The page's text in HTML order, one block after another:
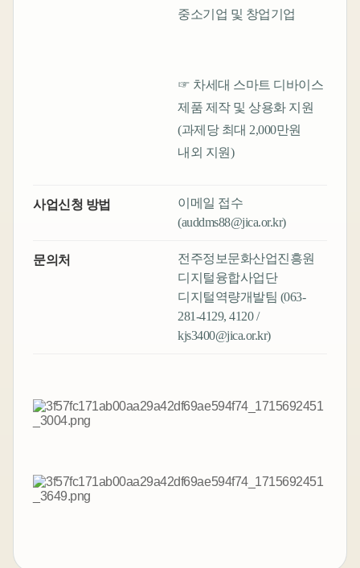
중소기업 및 창업기업
☞ 차세대 스마트 디바이스
제품 제작 및 상용화 지원
(과제당 최대 2,000만원
내외 지원)
사업신청 방법
이메일 접수
(auddms88@jica.or.kr)
문의처
전주정보문화산업진흥원
디지털융합사업단
디지털역량개발팀 (063-
281-4129, 4120 /
kjs3400@jica.or.kr)